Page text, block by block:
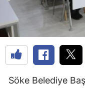
Söke Belediye